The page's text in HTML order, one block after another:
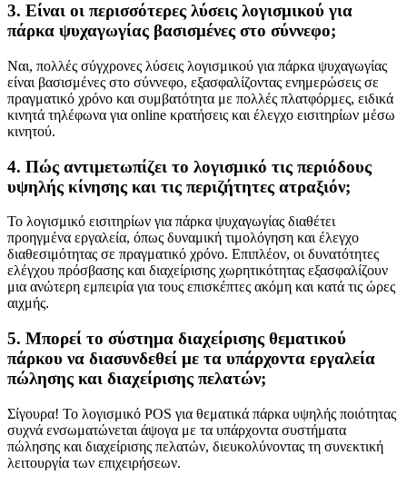
3. Είναι οι περισσότερες λύσεις λογισμικού για
πάρκα ψυχαγωγίας βασισμένες στο σύννεφο;
Ναι, πολλές σύγχρονες λύσεις λογισμικού για πάρκα ψυχαγωγίας
είναι βασισμένες στο σύννεφο, εξασφαλίζοντας ενημερώσεις σε
πραγματικό χρόνο και συμβατότητα με πολλές πλατφόρμες, ειδικά
κινητά τηλέφωνα για online κρατήσεις και έλεγχο εισιτηρίων μέσω
κινητού.
4. Πώς αντιμετωπίζει το λογισμικό τις περιόδους
υψηλής κίνησης και τις περιζήτητες ατραξιόν;
Το λογισμικό εισιτηρίων για πάρκα ψυχαγωγίας διαθέτει
προηγμένα εργαλεία, όπως δυναμική τιμολόγηση και έλεγχο
διαθεσιμότητας σε πραγματικό χρόνο. Επιπλέον, οι δυνατότητες
ελέγχου πρόσβασης και διαχείρισης χωρητικότητας εξασφαλίζουν
μια ανώτερη εμπειρία για τους επισκέπτες ακόμη και κατά τις ώρες
αιχμής.
5. Μπορεί το σύστημα διαχείρισης θεματικού
πάρκου να διασυνδεθεί με τα υπάρχοντα εργαλεία
πώλησης και διαχείρισης πελατών;
Σίγουρα! Το λογισμικό POS για θεματικά πάρκα υψηλής ποιότητας
συχνά ενσωματώνεται άψογα με τα υπάρχοντα συστήματα
πώλησης και διαχείρισης πελατών, διευκολύνοντας τη συνεκτική
λειτουργία των επιχειρήσεων.